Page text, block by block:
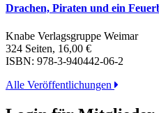
Drachen, Piraten und ein
Knabe Verlagsgruppe Weimar
324 Seiten, 16,00 €
ISBN: 978-3-940442-06-2
Alle Veröffentlichungen